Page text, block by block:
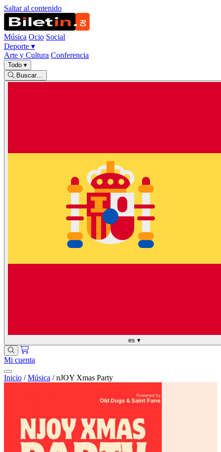
Saltar al contenido
Música Ocio Social
Deporte ▾
Arte y Cultura Conferencia
Todo ▾
Buscar…
es ▾
Mi cuenta
Inicio / Música / nJOY Xmas Party